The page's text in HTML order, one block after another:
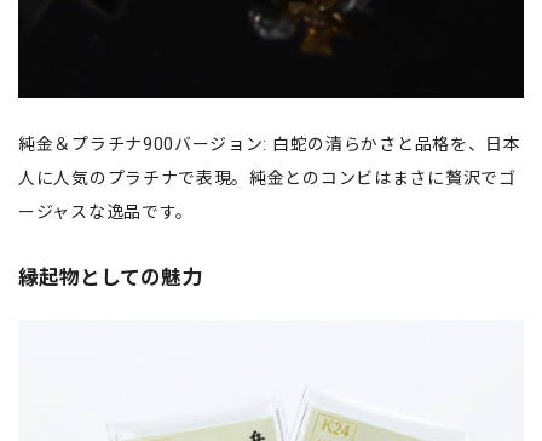
純金＆プラチナ900バージョン: 白蛇の清らかさと品格を、日本
人に人気のプラチナで表現。純金とのコンビはまさに贅沢でゴ
ージャスな逸品です。
縁起物としての魅力